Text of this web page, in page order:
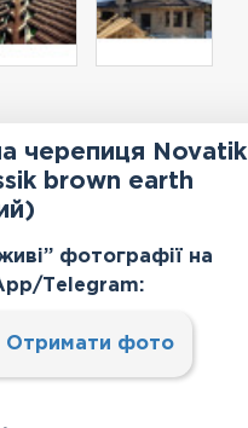
черепиця Novatik
brown earth
фотографії на
Тelegram:
Отримати фото